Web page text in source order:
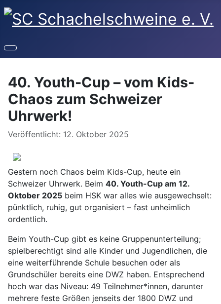
40. Youth-Cup – vom Kids-
Chaos zum Schweizer
Uhrwerk!
Details
Veröffentlicht: 12. Oktober 2025
Gestern noch Chaos beim Kids-Cup, heute ein
Schweizer Uhrwerk. Beim 40. Youth-Cup am 12.
Oktober 2025 beim HSK war alles wie ausgewechselt:
pünktlich, ruhig, gut organisiert – fast unheimlich
ordentlich.
Beim Youth-Cup gibt es keine Gruppenunterteilung;
spielberechtigt sind alle Kinder und Jugendlichen, die
eine weiterführende Schule besuchen oder als
Grundschüler bereits eine DWZ haben. Entsprechend
hoch war das Niveau: 49 Teilnehmer*innen, darunter
mehrere feste Größen jenseits der 1800 DWZ und